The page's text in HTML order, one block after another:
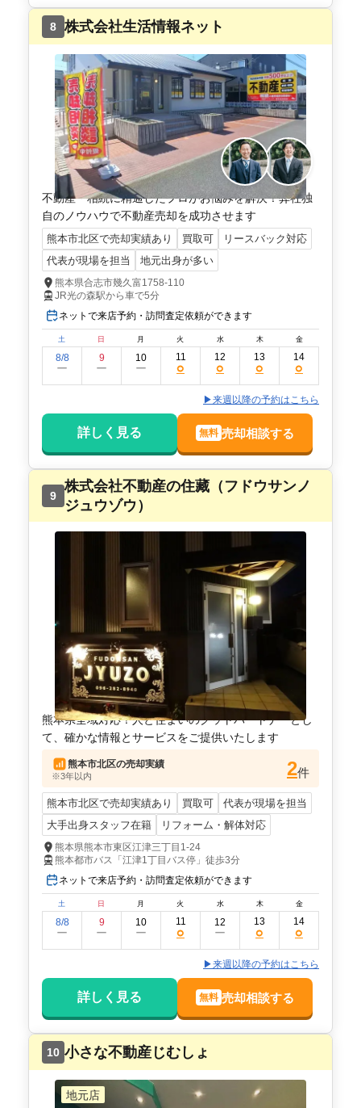
8 株式会社生活情報ネット
不動産・相続に精通したプロがお悩みを解決！弊社独
自のノウハウで不動産売却を成功させます
熊本市北区で売却実績あり 買取可
リースバック対応
代表が現場を担当
地元出身が多い
熊本県合志市幾久富1758-110
JR光の森駅から車で5分
ネットで来店予約・訪問査定依頼ができます
土 日 月 火 水 木 金
8/8
ー
9
ー
10
ー
11
○
12
○
13
○
14
○
▶来週以降の予約はこちら
詳しく見る 無料 売却相談する
9
株式会社不動産の住藏（フドウサンノ
ジュウゾウ）
熊本県全域対応！人と住まいのグットパートナーとし
て、確かな情報とサービスをご提供いたします
熊本市北区の売却実績
※3年以内 2件
熊本市北区で売却実績あり 買取可
代表が現場を担当
大手出身スタッフ在籍
リフォーム・解体対応
熊本県熊本市東区江津三丁目1-24
熊本都市バス「江津1丁目バス停」徒歩3分
ネットで来店予約・訪問査定依頼ができます
土 日 月 火 水 木 金
8/8
ー
9
ー
10
ー
11
○
12
ー
13
○
14
○
▶来週以降の予約はこちら
詳しく見る 無料 売却相談する
10 小さな不動産じむしょ
地元店